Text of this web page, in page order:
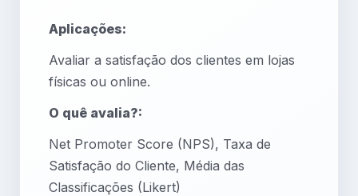
Aplicações:
Avaliar a satisfação dos clientes em lojas
físicas ou online.
O quê avalia?:
Net Promoter Score (NPS), Taxa de
Satisfação do Cliente, Média das
Classificações (Likert)